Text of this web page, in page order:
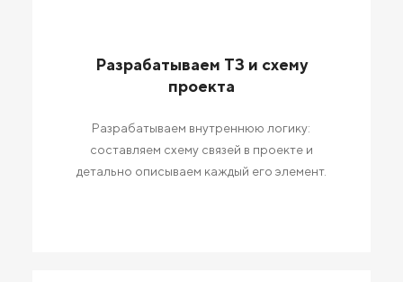
Разрабатываем ТЗ и схему
проекта
Разрабатываем внутреннюю логику:
составляем схему связей в проекте и
детально описываем каждый его элемент.